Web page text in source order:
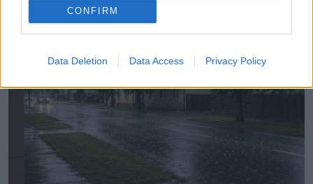
CONFIRM
Data Deletion Data Access Privacy Policy